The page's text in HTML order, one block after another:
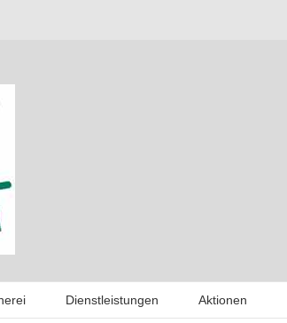
Dienstleistungen Aktionen